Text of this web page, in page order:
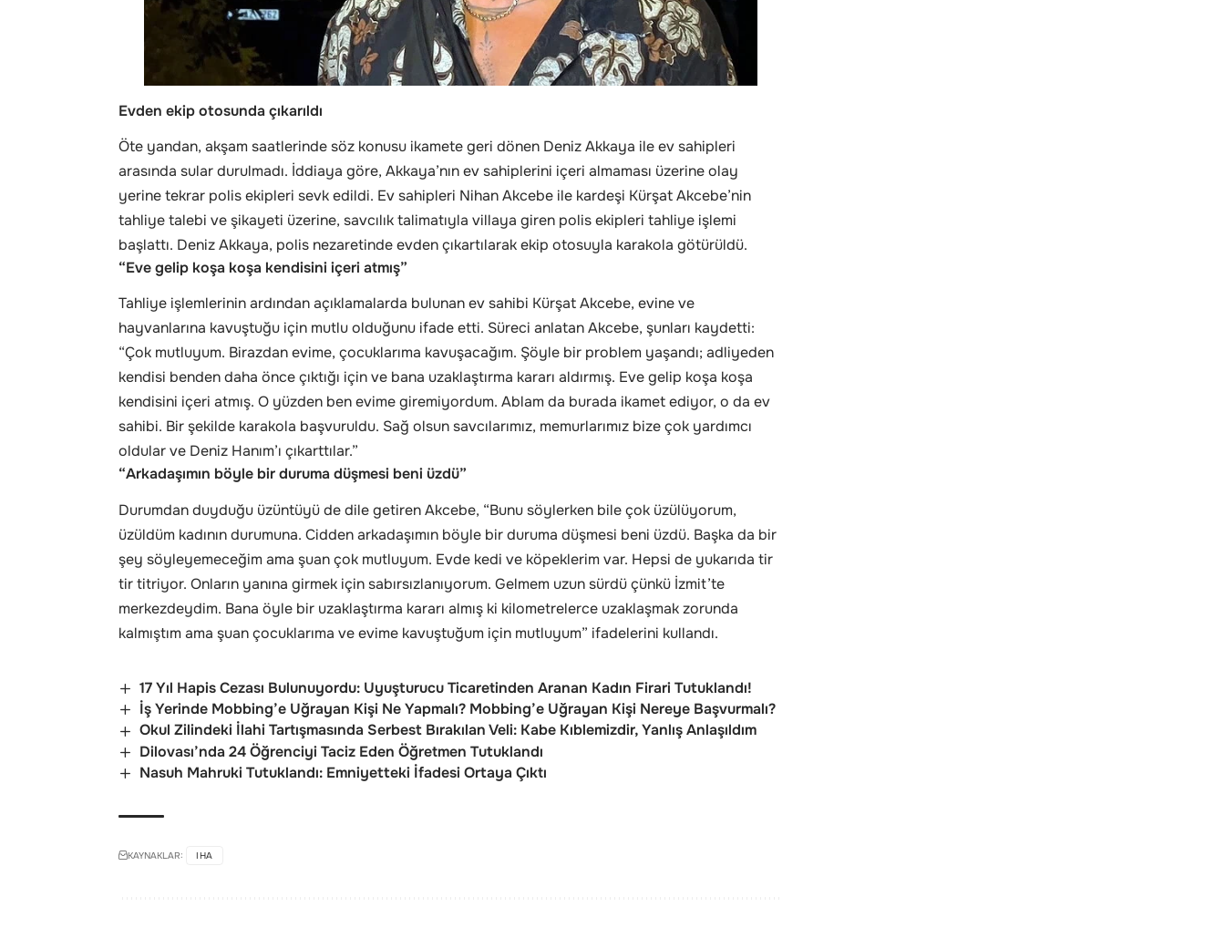
Evden ekip otosunda çıkarıldı
Öte yandan, akşam saatlerinde söz konusu ikamete geri dönen Deniz Akkaya ile ev sahipleri
arasında sular durulmadı. İddiaya göre, Akkaya’nın ev sahiplerini içeri almaması üzerine olay
yerine tekrar polis ekipleri sevk edildi. Ev sahipleri Nihan Akcebe ile kardeşi Kürşat Akcebe’nin
tahliye talebi ve şikayeti üzerine, savcılık talimatıyla villaya giren polis ekipleri tahliye işlemi
başlattı. Deniz Akkaya, polis nezaretinde evden çıkartılarak ekip otosuyla karakola götürüldü.
“Eve gelip koşa koşa kendisini içeri atmış”
Tahliye işlemlerinin ardından açıklamalarda bulunan ev sahibi Kürşat Akcebe, evine ve
hayvanlarına kavuştuğu için mutlu olduğunu ifade etti. Süreci anlatan Akcebe, şunları kaydetti:
“Çok mutluyum. Birazdan evime, çocuklarıma kavuşacağım. Şöyle bir problem yaşandı; adliyeden
kendisi benden daha önce çıktığı için ve bana uzaklaştırma kararı aldırmış. Eve gelip koşa koşa
kendisini içeri atmış. O yüzden ben evime giremiyordum. Ablam da burada ikamet ediyor, o da ev
sahibi. Bir şekilde karakola başvuruldu. Sağ olsun savcılarımız, memurlarımız bize çok yardımcı
oldular ve Deniz Hanım’ı çıkarttılar.”
“Arkadaşımın böyle bir duruma düşmesi beni üzdü”
Durumdan duyduğu üzüntüyü de dile getiren Akcebe, “Bunu söylerken bile çok üzülüyorum,
üzüldüm kadının durumuna. Cidden arkadaşımın böyle bir duruma düşmesi beni üzdü. Başka da bir
şey söyleyemeceğim ama şuan çok mutluyum. Evde kedi ve köpeklerim var. Hepsi de yukarıda tir
tir titriyor. Onların yanına girmek için sabırsızlanıyorum. Gelmem uzun sürdü çünkü İzmit’te
merkezdeydim. Bana öyle bir uzaklaştırma kararı almış ki kilometrelerce uzaklaşmak zorunda
kalmıştım ama şuan çocuklarıma ve evime kavuştuğum için mutluyum” ifadelerini kullandı.
17 Yıl Hapis Cezası Bulunuyordu: Uyuşturucu Ticaretinden Aranan Kadın Firari Tutuklandı!
İş Yerinde Mobbing’e Uğrayan Kişi Ne Yapmalı? Mobbing’e Uğrayan Kişi Nereye Başvurmalı?
Okul Zilindeki İlahi Tartışmasında Serbest Bırakılan Veli: Kabe Kıblemizdir, Yanlış Anlaşıldım
Dilovası’nda 24 Öğrenciyi Taciz Eden Öğretmen Tutuklandı
Nasuh Mahruki Tutuklandı: Emniyetteki İfadesi Ortaya Çıktı
KAYNAKLAR: IHA